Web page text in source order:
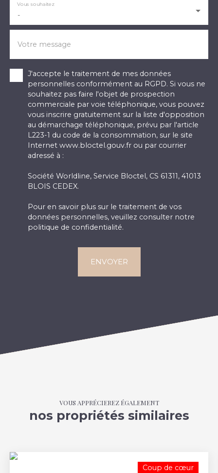
-
Vous souhaitez
Votre message
J'accepte le traitement de mes données
personnelles conformément au RGPD. Si vous ne
souhaitez pas faire l'objet de prospection
commerciale par voie téléphonique, vous pouvez
vous inscrire gratuitement sur la liste d'opposition
au démarchage téléphonique, prévu par l'article
L223-1 du code de la consommation, sur le site
Internet www.bloctel.gouv.fr ou par courrier
adressé à :
Société Worldline, Service Bloctel, CS 61311, 41013
BLOIS CEDEX.
Pour en savoir plus sur le traitement de vos
données personnelles, veuillez consulter notre
politique de confidentialité.
ENVOYER
VOUS APPRÉCIEREZ ÉGALEMENT
nos propriétés similaires
Coup de cœur